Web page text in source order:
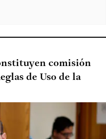
comisión
de Uso de la